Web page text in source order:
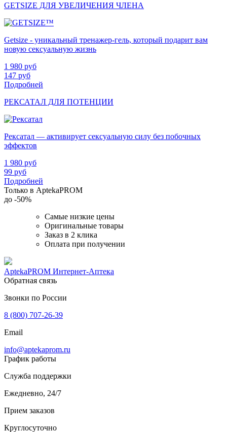
GETSIZE ДЛЯ УВЕЛИЧЕНИЯ ЧЛЕНА
Getsize - уникальный тренажер-гель, который подарит вам
новую сексуальную жизнь
1 980 руб
147 руб
Подробней
РЕКСАТАЛ ДЛЯ ПОТЕНЦИИ
Рексатал — активирует сексуальную силу без побочных
эффектов
1 980 руб
99 руб
Подробней
Только в AptekaPROM
до -50%
Самые низкие цены
Оригинальные товары
Заказ в 2 клика
Оплата при получении
AptekaPROM Интернет-Аптека
Обратная связь
Звонки по России
8 (800) 707-26-39
Email
info@aptekaprom.ru
График работы
Служба поддержки
Ежедневно, 24/7
Прием заказов
Круглосуточно